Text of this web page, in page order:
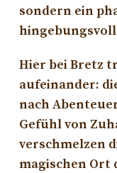
sondern ein
Hier bei Bretz
aufeinander:
nach
Gefühl von
verschmelzen
magischen Ort